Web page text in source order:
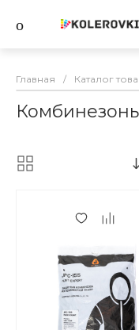
Главная / Каталог